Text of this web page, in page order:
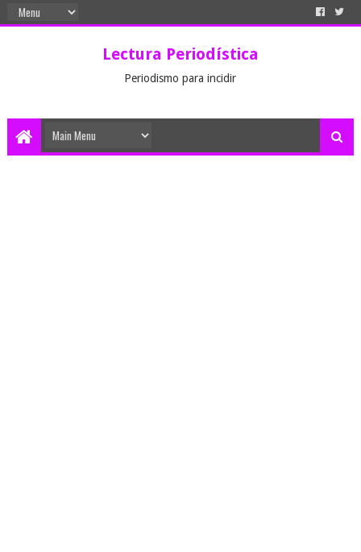
Lectura Periodística
Periodismo para incidir